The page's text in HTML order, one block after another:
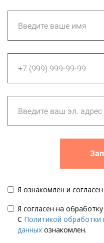
Я ознакомлен и
Я согласен на
С Политикой обработки
данных ознакомлен.